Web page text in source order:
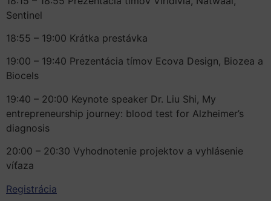
Sentinel
18:55 – 19:00 Krátka prestávka
19:00 – 19:40 Prezentácia tímov Ecova Design, Biozea a
Biocels
19:40 – 20:00 Keynote speaker Dr. Liu Shi, My
entrepreneurship journey: blood test for Alzheimer’s
diagnosis
20:00 – 20:30 Vyhodnotenie projektov a vyhlásenie
víťaza
Registrácia